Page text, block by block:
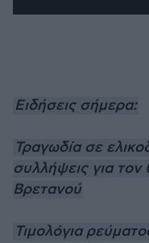
Ειδήσεις σήμερα:
Τραγωδία σε
συλλήψεις για
Βρετανού
Τιμολόγια